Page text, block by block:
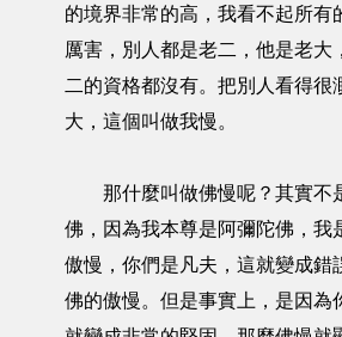
的境界非常的高，我看不起所有
厲害，別人都是老二，他是老大
二的資格都沒有。把別人看得很
大，這個叫做我慢。
那什麼叫做佛慢呢？其實不
佛，因為我本尊是阿彌陀佛，我
傲慢，你們是凡夫，這就變成錯
佛的傲慢。但是事實上，是因為